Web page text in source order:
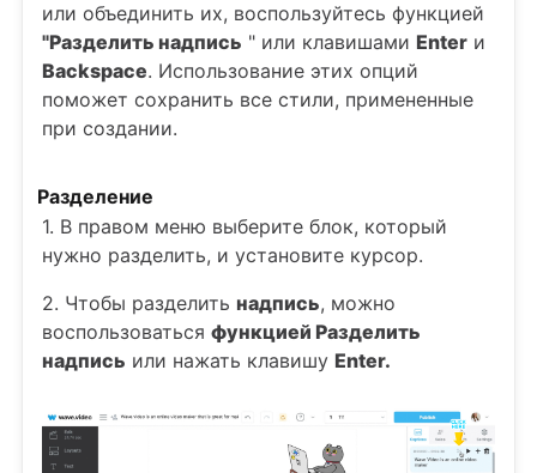
или объединить их, воспользуйтесь функцией
"Разделить надпись " или клавишами Enter и
Backspace. Использование этих опций
поможет сохранить все стили, примененные
при создании.
Разделение
1. В правом меню выберите блок, который
нужно разделить, и установите курсор.
2. Чтобы разделить надпись, можно
воспользоваться функцией Разделить
надпись или нажать клавишу Enter.